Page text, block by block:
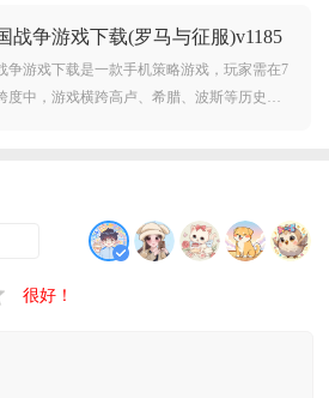
过，欢迎大家在本站下载游玩。
战争游戏下载(罗马与征服)v1185
争游戏下载是一款手机策略游戏，玩家需在7
度中，游戏横跨高卢、希腊、波斯等历史战
很好！